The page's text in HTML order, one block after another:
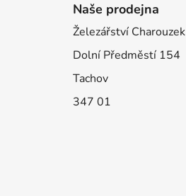
Naše prodejna
Železářství Charouzek
Dolní Předměstí 154
Tachov
347 01